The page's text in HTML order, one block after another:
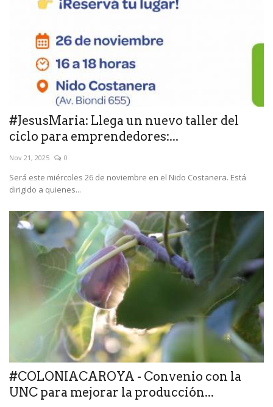
#JesusMaria: Llega un nuevo taller del
ciclo para emprendedores:...
Nov 21, 2025 0
Será este miércoles 26 de noviembre en el Nido Costanera. Está
dirigido a quienes...
#COLONIACAROYA - Convenio con la
UNC para mejorar la producción...